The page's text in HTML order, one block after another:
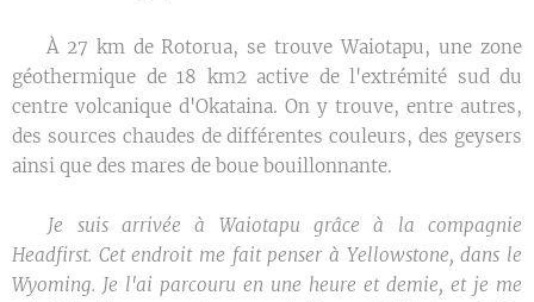
🌿 À 27 km de Rotorua, se trouve Waiotapu, une zone
géothermique de 18 km2 active de l'extrémité sud du
centre volcanique d'Okataina. On y trouve, entre autres,
des sources chaudes de différentes couleurs, des geysers
ainsi que des mares de boue bouillonnante.
Je suis arrivée à Waiotapu grâce à la compagnie
Headfirst. Cet endroit me fait penser à Yellowstone, dans le
Wyoming. Je l'ai parcouru en une heure et demie, et je me